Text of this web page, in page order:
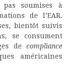
soumises à
de l’EAR.
bientôt suivis
se consument
de compliance
américaines